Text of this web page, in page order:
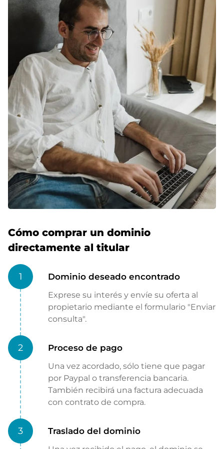
Cómo comprar un dominio
directamente al titular
1 Dominio deseado encontrado
Exprese su interés y envíe su oferta al
propietario mediante el formulario "Enviar
consulta".
2 Proceso de pago
Una vez acordado, sólo tiene que pagar
por Paypal o transferencia bancaria.
También recibirá una factura adecuada
con contrato de compra.
3 Traslado del dominio